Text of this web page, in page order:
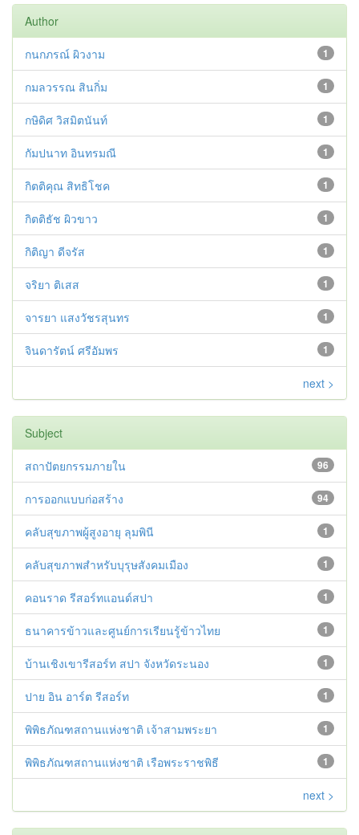
Author
1
กนกภรณ์ ผิวงาม
1
กมลวรรณ สินกิ่ม
1
กษิดิศ วิสมิตนันท์
1
กัมปนาท อินทรมณี
1
กิตติคุณ สิทธิโชค
1
กิตติธัช ผิวขาว
1
กิติญา ดีจรัส
1
จริยา ติเสส
1
จารยา แสงวัชรสุนทร
1
จินดารัตน์ ศรีอัมพร
next >
Subject
96
สถาปัตยกรรมภายใน
94
การออกแบบก่อสร้าง
1
คลับสุขภาพผู้สูงอายุ ลุมพินี
1
คลับสุขภาพสำหรับบุรุษสังคมเมือง
1
คอนราด รีสอร์ทแอนด์สปา
1
ธนาคารข้าวและศูนย์การเรียนรู้ข้าวไทย
1
บ้านเชิงเขารีสอร์ท สปา จังหวัดระนอง
1
ปาย อิน อาร์ต รีสอร์ท
1
พิพิธภัณฑสถานแห่งชาติ เจ้าสามพระยา
1
พิพิธภัณฑสถานแห่งชาติ เรือพระราชพิธี
next >